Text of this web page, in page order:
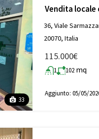
33
Vendita locale
36, Viale
20070, Italia
115.000€
1 102 mq
Aggiunto: 05/05/